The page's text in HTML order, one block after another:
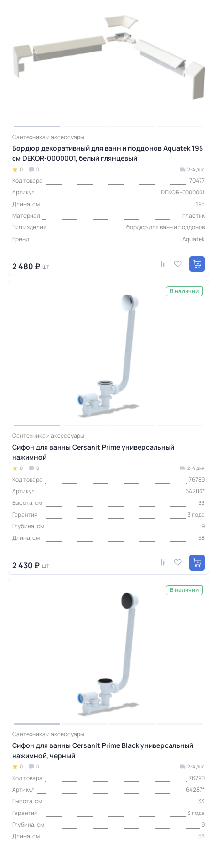
Сантехника и аксессуары
Бордюр декоративный для ванн и поддонов Aquatek 195
см DEKOR-0000001, белый глянцевый
0 0 2-4 дня
Код товара
70477
Артикул
DEKOR-0000001
Длина, см
195
Материал
пластик
Тип изделия
бордюр для ванн и поддонов
Бренд
Aquatek
2 480 ₽ шт
В наличии
Сантехника и аксессуары
Сифон для ванны Cersanit Prime универсальный
нажимной
0 0 2-4 дня
Код товара
76789
Артикул
64286*
Высота, см
33
Гарантия
3 года
Глубина, см
9
Длина, см
58
2 430 ₽ шт
В наличии
Сантехника и аксессуары
Сифон для ванны Cersanit Prime Black универсальный
нажимной, черный
0 0 2-4 дня
Код товара
76790
Артикул
64287*
Высота, см
33
Гарантия
3 года
Глубина, см
9
Длина, см
58